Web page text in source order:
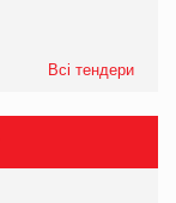
Всі тендери